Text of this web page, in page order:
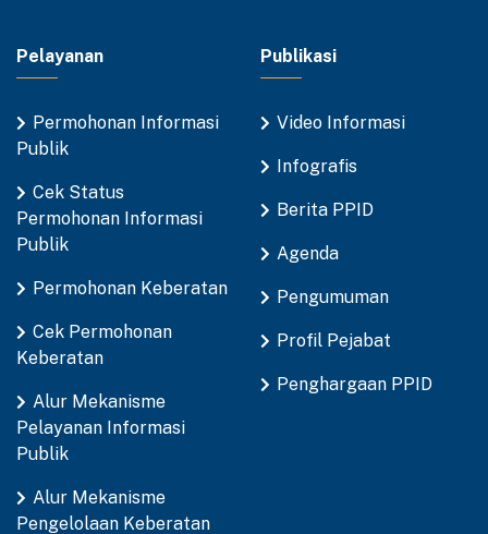
Pelayanan
Permohonan Informasi
Publik
Cek Status
Permohonan Informasi
Publik
Permohonan Keberatan
Cek Permohonan
Keberatan
Alur Mekanisme
Pelayanan Informasi
Publik
Alur Mekanisme
Pengelolaan Keberatan
Publikasi
Video Informasi
Infografis
Berita PPID
Agenda
Pengumuman
Profil Pejabat
Penghargaan PPID